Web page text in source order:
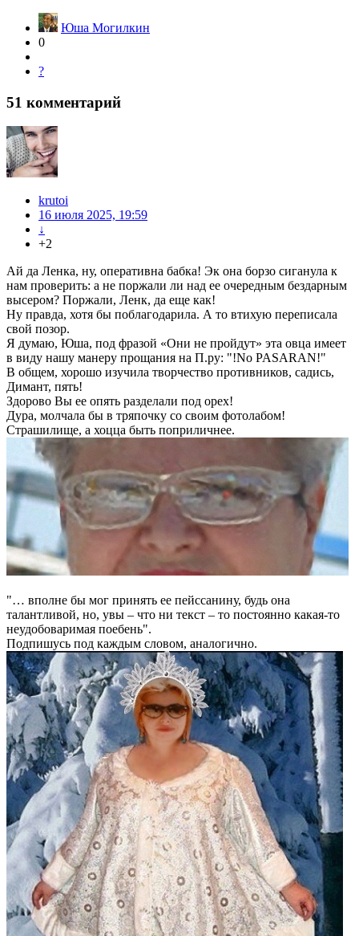
Юша Могилкин
0
?
51 комментарий
krutoi
16 июля 2025, 19:59
↓
+2
Ай да Ленка, ну, оперативна бабка! Эк она борзо сиганула к
нам проверить: а не поржали ли над ее очередным бездарным
высером? Поржали, Ленк, да еще как!
Ну правда, хотя бы поблагодарила. А то втихую переписала
свой позор.
Я думаю, Юша, под фразой «Они не пройдут» эта овца имеет
в виду нашу манеру прощания на П.ру: "!No PASARAN!"
В общем, хорошо изучила творчество противников, садись,
Димант, пять!
Здорово Вы ее опять разделали под орех!
Дура, молчала бы в тряпочку со своим фотолабом!
Страшилище, а хоцца быть поприличнее.
"… вполне бы мог принять ее пейссанину, будь она
талантливой, но, увы – что ни текст – то постоянно какая-то
неудобоваримая поебень".
Подпишусь под каждым словом, аналогично.